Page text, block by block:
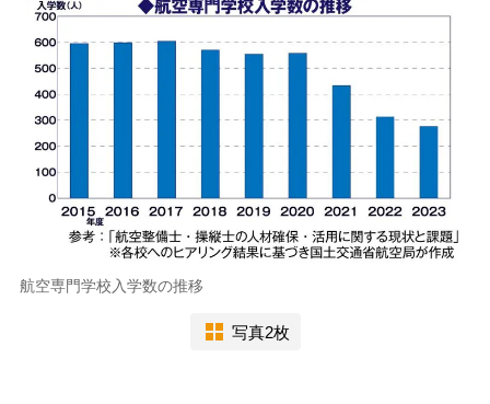
航空専門学校入学数の推移
写真2枚